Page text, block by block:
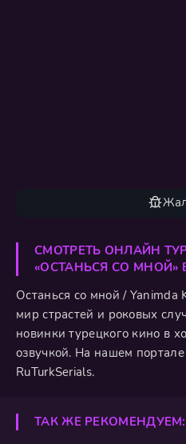
СМОТРЕТЬ ОНЛАЙН
«ОСТАНЬСЯ СО МНОЙ»
Останься со мной / Yanimda
мир страстей и роковых
новинки турецкого кино в
озвучкой. На нашем портале
RuTurkSerials.
ТАК ЖЕ РЕКОМЕНДУЕМ: